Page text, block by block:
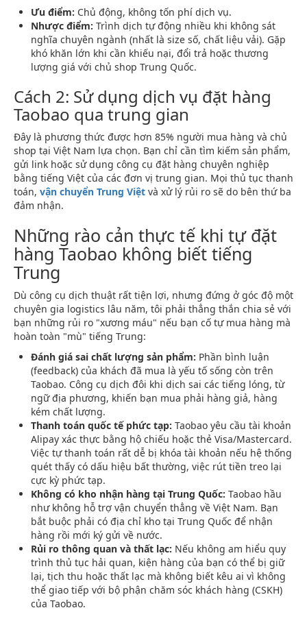
Ưu điểm: Chủ động, không tốn phí dịch vụ.
Nhược điểm: Trình dịch tự động nhiều khi không sát
nghĩa chuyên ngành (nhất là size số, chất liệu vải). Gặp
khó khăn lớn khi cần khiếu nại, đổi trả hoặc thương
lượng giá với chủ shop Trung Quốc.
Cách 2: Sử dụng dịch vụ đặt hàng
Taobao qua trung gian
Đây là phương thức được hơn 85% người mua hàng và chủ
shop tại Việt Nam lựa chọn. Bạn chỉ cần tìm kiếm sản phẩm,
gửi link hoặc sử dụng công cụ đặt hàng chuyên nghiệp
bằng tiếng Việt của các đơn vị trung gian. Mọi thủ tục thanh
toán, vận chuyển Trung Việt và xử lý rủi ro sẽ do bên thứ ba
đảm nhận.
Những rào cản thực tế khi tự đặt
hàng Taobao không biết tiếng
Trung
Dù công cụ dịch thuật rất tiện lợi, nhưng đứng ở góc độ một
chuyên gia logistics lâu năm, tôi phải thẳng thắn chia sẻ với
bạn những rủi ro "xương máu" nếu bạn cố tự mua hàng mà
hoàn toàn "mù" tiếng Trung:
Đánh giá sai chất lượng sản phẩm: Phần bình luận
(feedback) của khách đã mua là yếu tố sống còn trên
Taobao. Công cụ dịch đôi khi dịch sai các tiếng lóng, từ
ngữ địa phương, khiến bạn mua phải hàng giả, hàng
kém chất lượng.
Thanh toán quốc tế phức tạp: Taobao yêu cầu tài khoản
Alipay xác thực bằng hộ chiếu hoặc thẻ Visa/Mastercard.
Việc tự thanh toán rất dễ bị khóa tài khoản nếu hệ thống
quét thấy có dấu hiệu bất thường, việc rút tiền treo lại
cực kỳ phức tạp.
Không có kho nhận hàng tại Trung Quốc: Taobao hầu
như không hỗ trợ vận chuyển thẳng về Việt Nam. Bạn
bắt buộc phải có địa chỉ kho tại Trung Quốc để nhận
hàng rồi mới ký gửi về nước.
Rủi ro thông quan và thất lạc: Nếu không am hiểu quy
trình thủ tục hải quan, kiện hàng của bạn có thể bị giữ
lại, tịch thu hoặc thất lạc mà không biết kêu ai vì không
thể giao tiếp với bộ phận chăm sóc khách hàng (CSKH)
của Taobao.